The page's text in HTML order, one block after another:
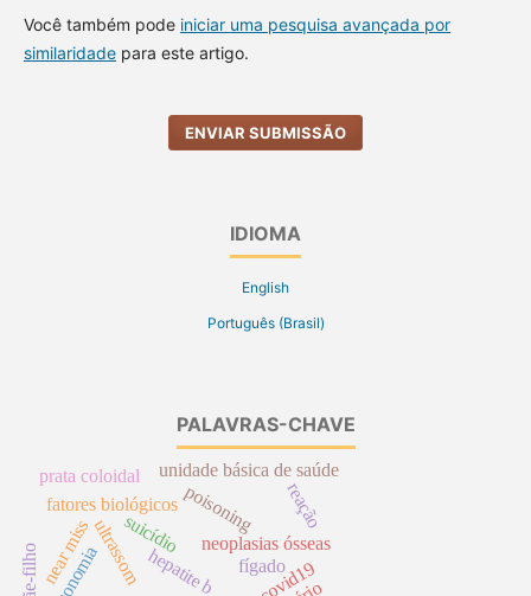
Você também pode iniciar uma pesquisa avançada por
similaridadepara este artigo.
ENVIAR SUBMISSÃO
IDIOMA
English
Português (Brasil)
PALAVRAS-CHAVE
hepatite b
neoplasias ósseas
poisoning
ultrassom
near miss
unidade básica de saúde
fatores biológicos
economia
suicídio
reação
prata coloidal
fígado
covid19